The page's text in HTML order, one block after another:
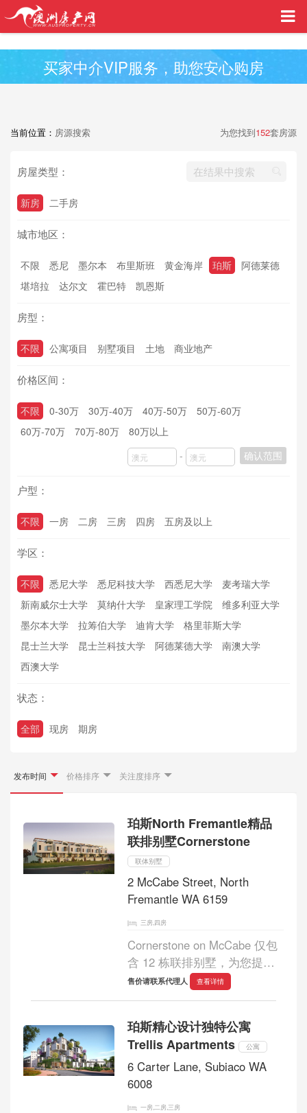
买家中介VIP服务，助您安心购房
当前位置： 房源搜索 为您找到152套房源
房屋类型：
新房 二手房
城市地区：
不限 悉尼 墨尔本 布里斯班 黄金海岸 珀斯
阿德莱德
堪培拉
达尔文 霍巴特 凯恩斯
房型：
不限 公寓项目 别墅项目 土地 商业地产
价格区间：
不限 0-30万 30万-40万 40万-50万
50万-60万
60万-70万
70万-80万
80万以上
-
确认范围
户型：
不限 一房 二房 三房 四房 五房及以上
学区：
不限 悉尼大学 悉尼科技大学 西悉尼大学
麦考瑞大学
新南威尔士大学
莫纳什大学 皇家理工学院
维多利亚大学
墨尔本大学
拉筹伯大学 迪肯大学
格里菲斯大学
昆士兰大学
昆士兰科技大学 阿德莱德大学
南澳大学
西澳大学
状态：
全部 现房 期房
发布时间 价格排序 关注度排序
珀斯North Fremantle精品
联排别墅Cornerstone
联体别墅
2 McCabe Street, North
Fremantle WA 6159
三房,四房
Cornerstone on McCabe 仅包
含 12 栋联排别墅，为您提供
融入亲密社区的机会。每栋别
连。住户可以享受北弗里曼特
尔独特的活力文化...
售价请联系代理人 查看详情
珀斯精心设计独特公寓
Trellis Apartments
公寓
6 Carter Lane, Subiaco WA
6008
一房,二房,三房